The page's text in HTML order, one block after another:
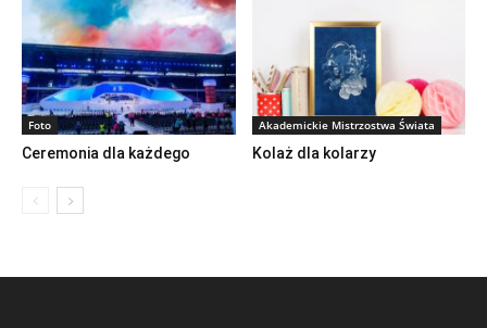
Foto
Ceremonia dla każdego
Akademickie Mistrzostwa Świata
Kolaż dla kolarzy